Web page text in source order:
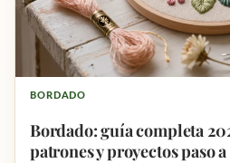
BORDADO
Bordado: guía completa
patrones y proyectos paso a